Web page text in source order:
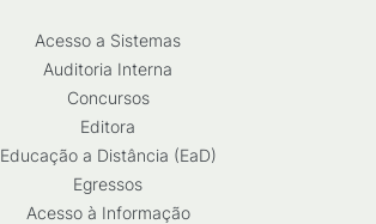
Acesso a Sistemas
Auditoria Interna
Concursos
Editora
Educação a Distância (EaD)
Egressos
Acesso à Informação